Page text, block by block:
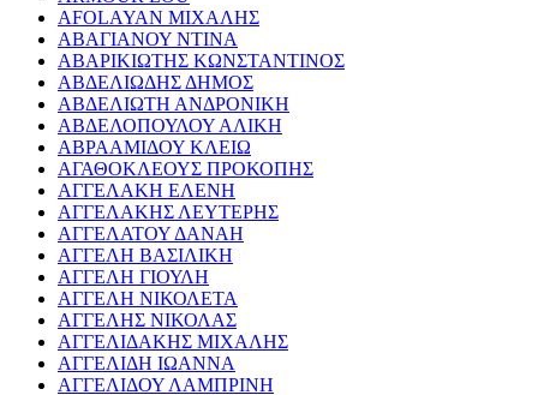
AFOLAYAN ΜΙΧΑΛΗΣ
ΑΒΑΓΙΑΝΟΥ ΝΤΙΝΑ
ΑΒΑΡΙΚΙΩΤΗΣ ΚΩΝΣΤΑΝΤΙΝΟΣ
ΑΒΔΕΛΙΩΔΗΣ ΔΗΜΟΣ
ΑΒΔΕΛΙΩΤΗ ΑΝΔΡΟΝΙΚΗ
ΑΒΔΕΛΟΠΟΥΛΟΥ ΑΛΙΚΗ
ΑΒΡΑΑΜΙΔΟΥ ΚΛΕΙΩ
ΑΓΑΘΟΚΛΕΟΥΣ ΠΡΟΚΟΠΗΣ
ΑΓΓΕΛΑΚΗ ΕΛΕΝΗ
ΑΓΓΕΛΑΚΗΣ ΛΕΥΤΕΡΗΣ
ΑΓΓΕΛΑΤΟΥ ΔΑΝΑΗ
ΑΓΓΕΛΗ ΒΑΣΙΛΙΚΗ
ΑΓΓΕΛΗ ΓΙΟΥΛΗ
ΑΓΓΕΛΗ ΝΙΚΟΛΕΤΑ
ΑΓΓΕΛΗΣ ΝΙΚΟΛΑΣ
ΑΓΓΕΛΙΔΑΚΗΣ ΜΙΧΑΛΗΣ
ΑΓΓΕΛΙΔΗ ΙΩΑΝΝΑ
ΑΓΓΕΛΙΔΟΥ ΛΑΜΠΡΙΝΗ